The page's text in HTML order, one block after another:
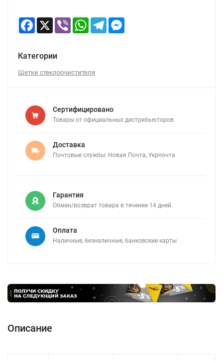
Facebook
X Viber WhatsApp
Telegram
Категории
Щетки стеклоочистителя
Сертифицировано
Товары от официальных дистрибьюторов
Доставка
Почтовые службы: Новая Почта, Укрпочта
Гарантия
Обмен/возврат товара в течение 14 дней
Оплата
Наличные, безналичные, банковские карты
Описание